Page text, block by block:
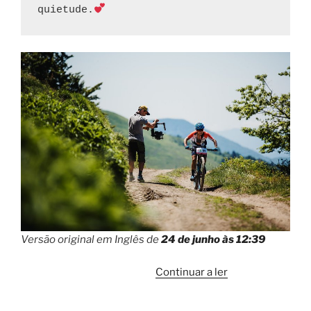
quietude.
Versão original em Inglês de24 de junho às 12:39
Continuar a ler“”